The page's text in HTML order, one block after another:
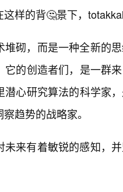
样的背🤔景下，
堆砌，而是一种全新的
的创造者们，是一群
心研究算法的科学家
趋势的战略家。
来有着敏锐的感知，